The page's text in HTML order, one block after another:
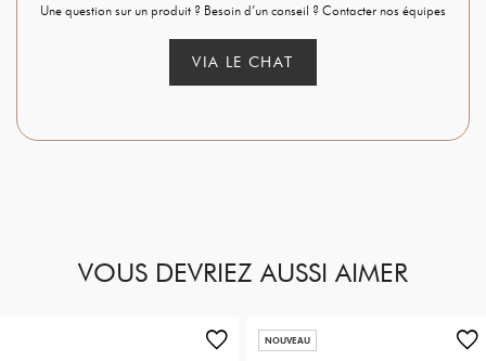
Une question sur un produit ? Besoin d’un conseil ? Contacter nos équipes
VIA LE CHAT
VOUS DEVRIEZ AUSSI AIMER
NOUVEAU